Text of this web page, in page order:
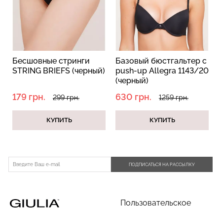
Бесшовные стринги
STRING BRIEFS (черный)
179 грн. 299 грн.
КУПИТЬ
Базовый бюстгальтер c
push-up Allegra 1143/20
(черный)
630 грн. 1259 грн.
КУПИТЬ
ПОДПИСАТЬСЯ НА РАССЫЛКУ
Пользовательское
Велосипедки с пуш-ап
эффектом бесшовные
TRACKS SHAPE black
454 грн.649 грн.
CAMI TOP RIB black
(черный) Giulia
299 грн.499 грн.